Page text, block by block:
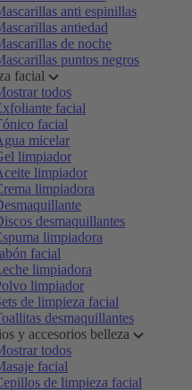
anti espinillas
antiedad
de noche
puntos negros
facial
todos
facial
facial
micelar
limpiador
limpiador
limpiadora
desmaquillantes
limpiadora
facial
limpiadora
limpiador
de limpieza facial
desmaquillantes
y accesorios belleza
todos
facial
de limpieza facial